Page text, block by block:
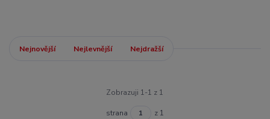
Nejnovější Nejlevnější Nejdražší
Zobrazuji 1-1 z 1
strana z 1